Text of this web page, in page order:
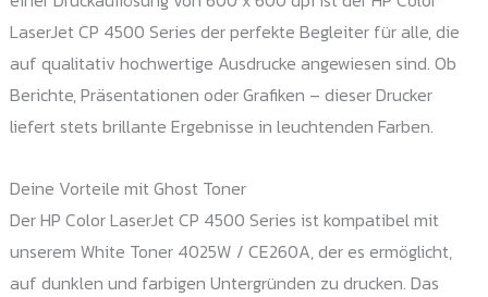
LaserJet CP 4500 Series der perfekte Begleiter für alle, die
auf qualitativ hochwertige Ausdrucke angewiesen sind. Ob
Berichte, Präsentationen oder Grafiken – dieser Drucker
liefert stets brillante Ergebnisse in leuchtenden Farben.
Deine Vorteile mit Ghost Toner
Der HP Color LaserJet CP 4500 Series ist kompatibel mit
unserem White Toner 4025W / CE260A, der es ermöglicht,
auf dunklen und farbigen Untergründen zu drucken. Das